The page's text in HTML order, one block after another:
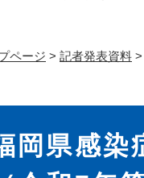
ページ > 記者発表資料 >
岡県感染